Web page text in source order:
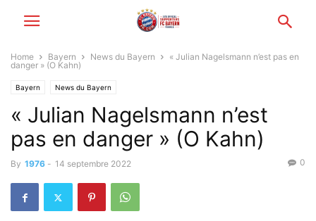
Home Bayern News du Bayern
« Julian Nagelsmann n’est pas en
danger » (O Kahn)
Bayern News du Bayern
« Julian Nagelsmann n’est
pas en danger » (O Kahn)
By 1976 - 14 septembre 2022 0